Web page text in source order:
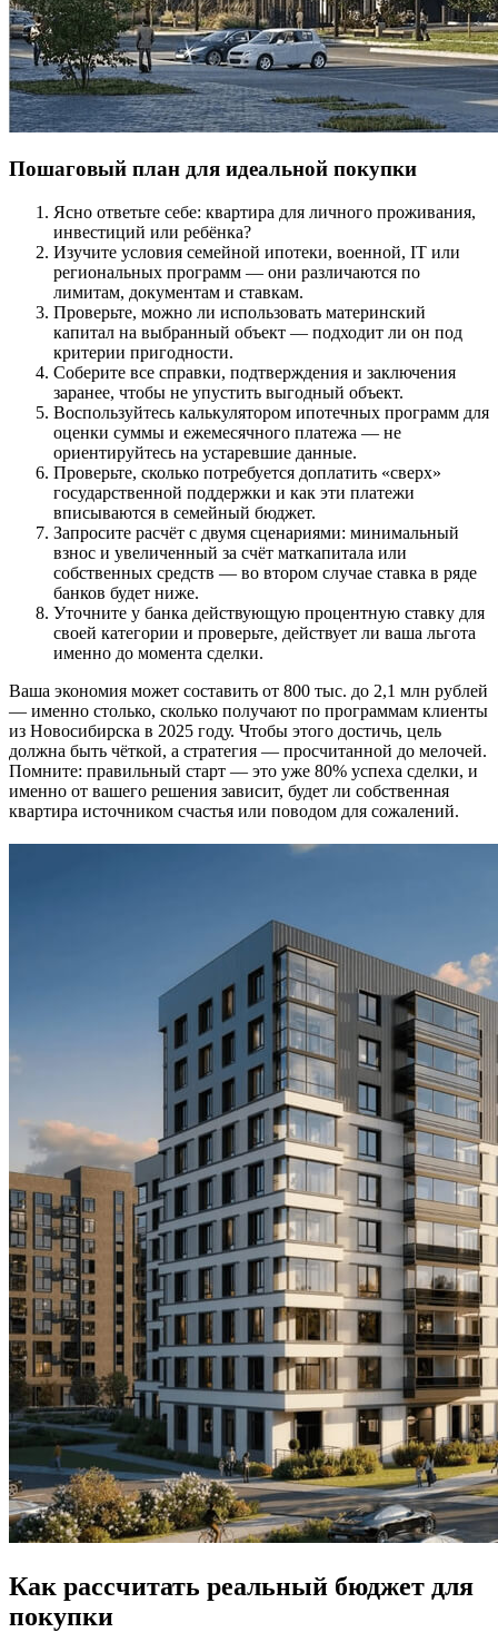
Пошаговый план для идеальной покупки
Ясно ответьте себе: квартира для личного проживания,
инвестиций или ребёнка?
Изучите условия семейной ипотеки, военной, IT или
региональных программ — они различаются по
лимитам, документам и ставкам.
Проверьте, можно ли использовать материнский
капитал на выбранный объект — подходит ли он под
критерии пригодности.
Соберите все справки, подтверждения и заключения
заранее, чтобы не упустить выгодный объект.
Воспользуйтесь калькулятором ипотечных программ для
оценки суммы и ежемесячного платежа — не
ориентируйтесь на устаревшие данные.
Проверьте, сколько потребуется доплатить «сверх»
государственной поддержки и как эти платежи
вписываются в семейный бюджет.
Запросите расчёт с двумя сценариями: минимальный
взнос и увеличенный за счёт маткапитала или
собственных средств — во втором случае ставка в ряде
банков будет ниже.
Уточните у банка действующую процентную ставку для
своей категории и проверьте, действует ли ваша льгота
именно до момента сделки.
Ваша экономия может составить от 800 тыс. до 2,1 млн рублей
— именно столько, сколько получают по программам клиенты
из Новосибирска в 2025 году. Чтобы этого достичь, цель
должна быть чёткой, а стратегия — просчитанной до мелочей.
Помните: правильный старт — это уже 80% успеха сделки, и
именно от вашего решения зависит, будет ли собственная
квартира источником счастья или поводом для сожалений.
Как рассчитать реальный бюджет для
покупки